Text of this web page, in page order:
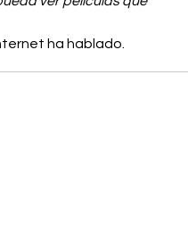
ha hablado.